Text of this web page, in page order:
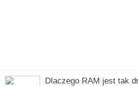
Dlaczego RAM jest tak